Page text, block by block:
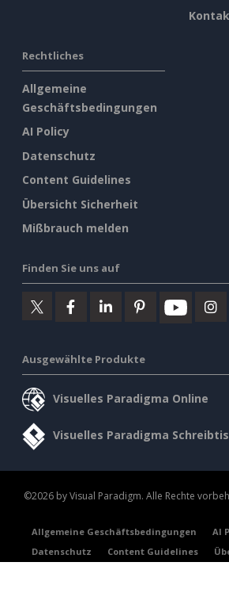
Rechtliches
Allgemeine
Geschäftsbedingungen
AI Policy
Datenschutz
Content Guidelines
Übersicht Sicherheit
Mißbrauch melden
Finden Sie uns auf
Ausgewählte Produkte
Visuelles Paradigma Online
Visuelles Paradigma
©2026 by Visual Paradigm. Alle Rechte
Allgemeine Geschäftsbedingungen
AI
Datenschutz
Content Guidelines